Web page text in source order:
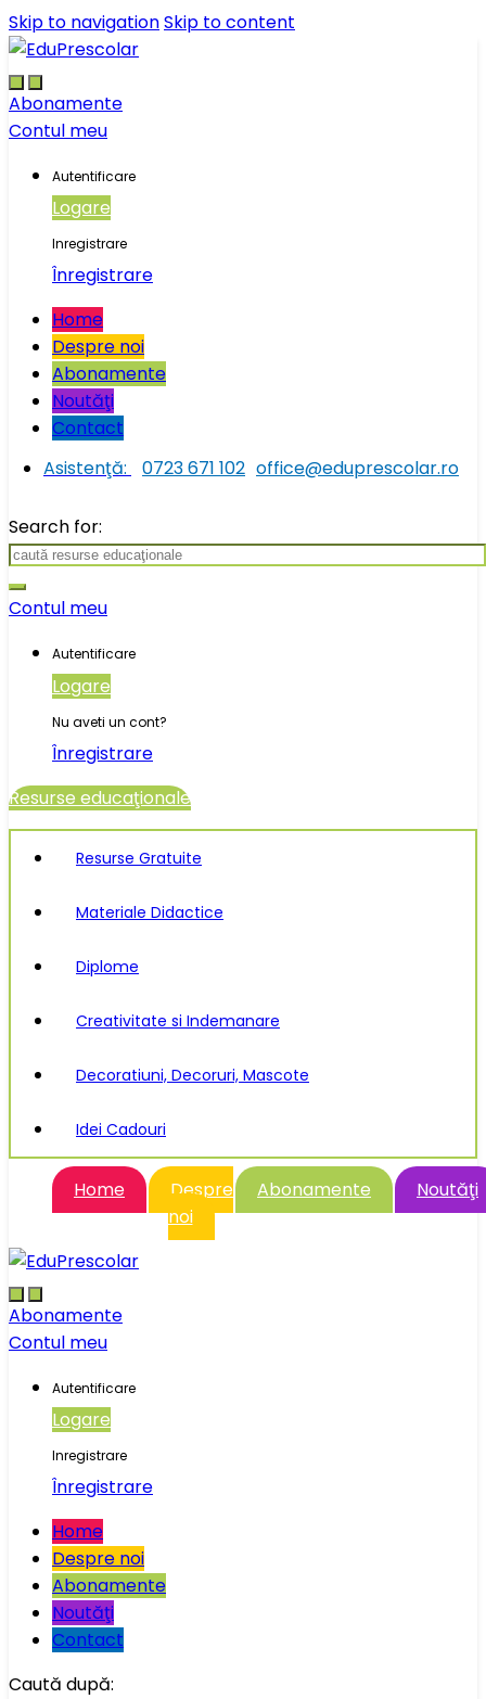
Skip to navigationSkip to content
Abonamente
Contul meu
Autentificare
Logare
Inregistrare
Înregistrare
Home
Despre noi
Abonamente
Noutăţi
Contact
Asistenţă:
0723 671 102 office@eduprescolar.ro
Search for:
Contul meu
Autentificare
Logare
Nu aveti un cont?
Înregistrare
Resurse educaţionale
Resurse Gratuite
Materiale Didactice
Diplome
Creativitate si Indemanare
Decoratiuni, Decoruri, Mascote
Idei Cadouri
Home
Despre
noi
Abonamente Noutăţi
Abonamente
Contul meu
Autentificare
Logare
Inregistrare
Înregistrare
Home
Despre noi
Abonamente
Noutăţi
Contact
Caută după: